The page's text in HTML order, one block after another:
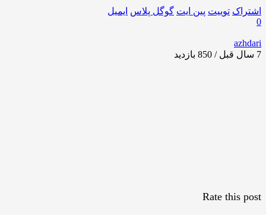
اشتراک توییت پین ایت گوگل‌ پلاس ایمیل
0
azhdari
7 سال قبل / 850
بازدید
Rate this post